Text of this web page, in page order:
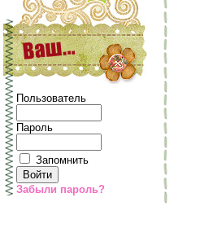
Пользователь
Пароль
Запомнить
Забыли пароль?